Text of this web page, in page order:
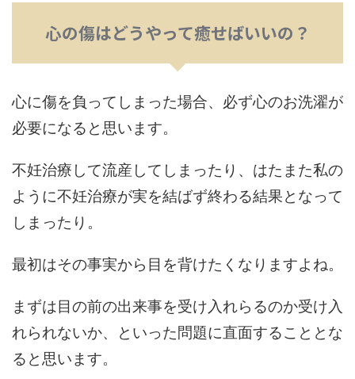
心の傷はどうやって癒せばいいの？
心に傷を負ってしまった場合、必ず心のお洗濯が
必要になると思います。
不妊治療して流産してしまったり、はたまた私の
ように不妊治療が実を結ばず終わる結果となって
しまったり。
最初はその事実から目を背けたくなりますよね。
まずは目の前の出来事を受け入れらるのか受け入
れられないか、といった問題に直面することとな
ると思います。